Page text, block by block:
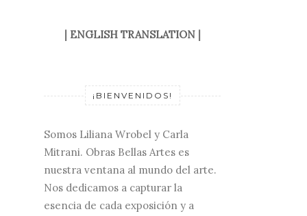
| ENGLISH TRANSLATION|
¡BIENVENIDOS!
Somos Liliana Wrobel y Carla
Mitrani. Obras Bellas Artes es
nuestra ventana al mundo del arte.
Nos dedicamos a capturar la
esencia de cada exposición y a